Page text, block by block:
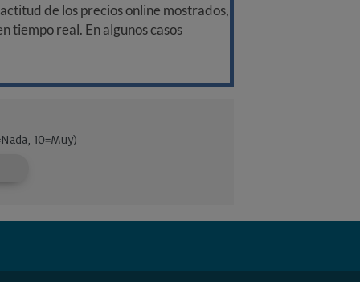
de los precios online mostrados,
tiempo real. En algunos casos